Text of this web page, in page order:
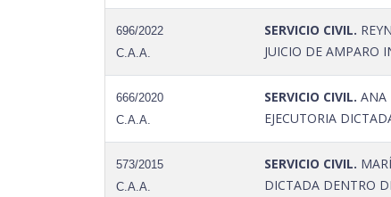
696/2022
C.A.A.
SERVICIO CIVIL.
JUICIO DE AMPARO
666/2020
C.A.A.
SERVICIO CIVIL. ANA
EJECUTORIA
573/2015
C.A.A.
SERVICIO CIVIL.
DICTADA DENTRO